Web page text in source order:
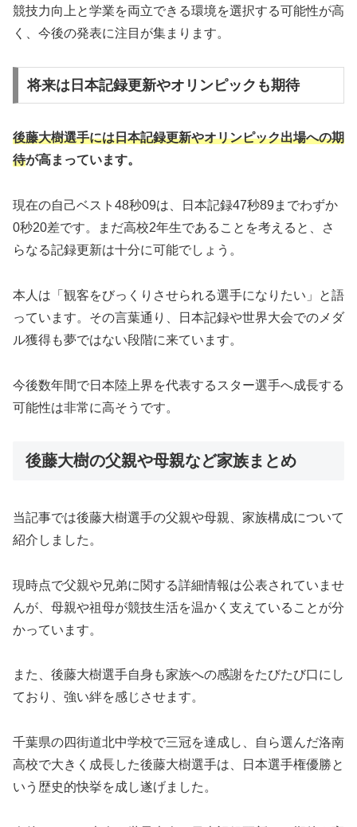
競技力向上と学業を両立できる環境を選択する可能性が高
く、今後の発表に注目が集まります。
将来は日本記録更新やオリンピックも期待
後藤大樹選手には日本記録更新やオリンピック出場への期
待が高まっています。
現在の自己ベスト48秒09は、日本記録47秒89までわずか
0秒20差です。まだ高校2年生であることを考えると、さ
らなる記録更新は十分に可能でしょう。
本人は「観客をびっくりさせられる選手になりたい」と語
っています。その言葉通り、日本記録や世界大会でのメダ
ル獲得も夢ではない段階に来ています。
今後数年間で日本陸上界を代表するスター選手へ成長する
可能性は非常に高そうです。
後藤大樹の父親や母親など家族まとめ
当記事では後藤大樹選手の父親や母親、家族構成について
紹介しました。
現時点で父親や兄弟に関する詳細情報は公表されていませ
んが、母親や祖母が競技生活を温かく支えていることが分
かっています。
また、後藤大樹選手自身も家族への感謝をたびたび口にし
ており、強い絆を感じさせます。
千葉県の四街道北中学校で三冠を達成し、自ら選んだ洛南
高校で大きく成長した後藤大樹選手は、日本選手権優勝と
いう歴史的快挙を成し遂げました。